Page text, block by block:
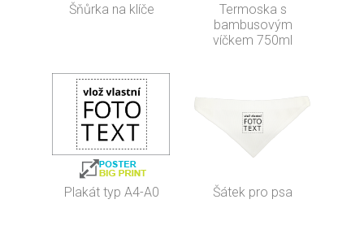
Šňůrka na klíče
Termoska s
bambusovým
víčkem 750ml
Plakát typ A4-A0 Šátek pro psa